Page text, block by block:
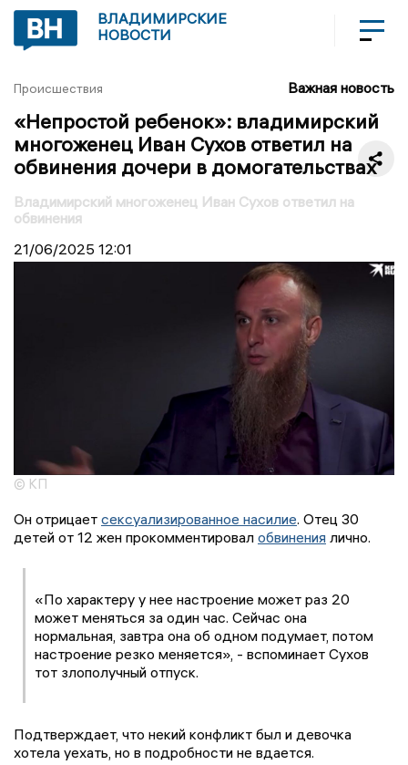
ВЛАДИМИРСКИЕ
НОВОСТИ
Происшествия Важная новость
«Непростой ребенок»: владимирский
многоженец Иван Сухов ответил на
обвинения дочери в домогательствах
Владимирский многоженец Иван Сухов ответил на
обвинения
21/06/2025 12:01
© КП
Он отрицает сексуализированное насилие. Отец 30
детей от 12 жен прокомментировал обвинения лично.
«По характеру у нее настроение может раз 20
может меняться за один час. Сейчас она
нормальная, завтра она об одном подумает, потом
настроение резко меняется», - вспоминает Сухов
тот злополучный отпуск.
Подтверждает, что некий конфликт был и девочка
хотела уехать, но в подробности не вдается.